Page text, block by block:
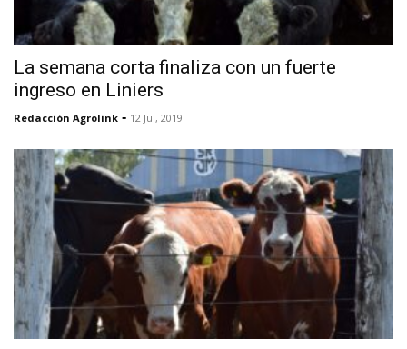
La semana corta finaliza con un fuerte
ingreso en Liniers
Redacción Agrolink - 12 Jul, 2019